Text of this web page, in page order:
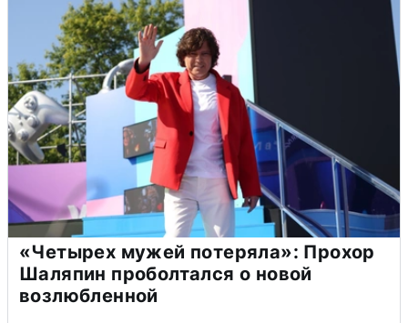
«Четырех мужей потеряла»: Прохор
Шаляпин проболтался о новой
возлюбленной